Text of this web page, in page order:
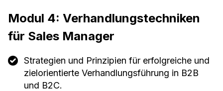
Modul 4: Verhandlungstechniken
für Sales Manager
Strategien und Prinzipien für erfolgreiche und
zielorientierte Verhandlungsführung in B2B
und B2C.